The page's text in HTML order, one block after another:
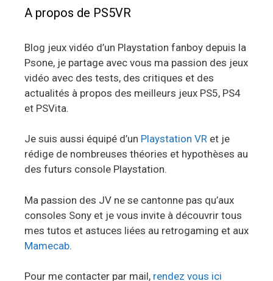
A propos de PS5VR
Blog jeux vidéo d’un Playstation fanboy depuis la
Psone, je partage avec vous ma passion des jeux
vidéo avec des tests, des critiques et des
actualités à propos des meilleurs jeux PS5, PS4
et PSVita.
Je suis aussi équipé d’un Playstation VR et je
rédige de nombreuses théories et hypothèses au
des futurs console Playstation.
Ma passion des JV ne se cantonne pas qu’aux
consoles Sony et je vous invite à découvrir tous
mes tutos et astuces liées au retrogaming et aux
Mamecab.
Pour me contacter par mail, rendez vous ici